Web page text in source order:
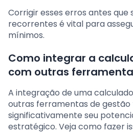
Corrigir esses erros antes que
recorrentes é vital para
mínimos.
Como integrar a
com outras
A integração de uma
outras ferramentas de
significativamente seu
estratégico. Veja como fazer